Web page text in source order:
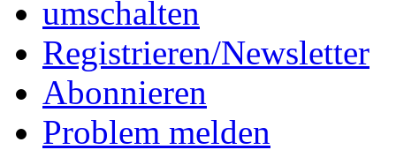
Registrieren/Newsletter
Abonnieren
Problem melden